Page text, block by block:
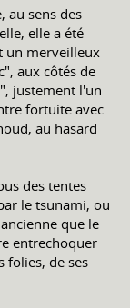
au sens des
elle a été
un merveilleux
aux côtés de
justement l'un
fortuite avec
au hasard
des tentes
le tsunami, ou
que le
entrechoquer
folies, de ses